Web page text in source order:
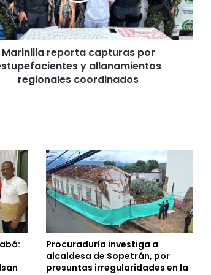
Marinilla reporta capturas por
y allanamientos
regionales coordinados
Procuraduría investiga a
alcaldesa de Sopetrán, por
presuntas irregularidades en la